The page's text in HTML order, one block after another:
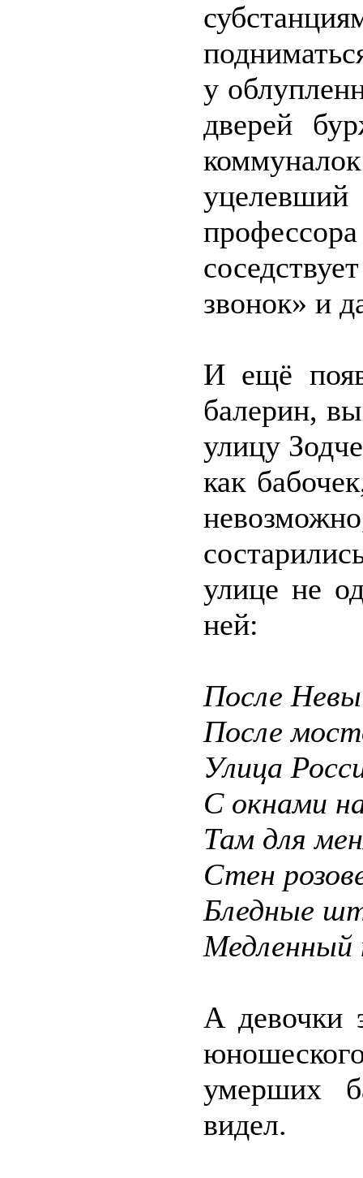
у
дверей
звонок» и
И ещё
балерин,
улицу
как
улице не
ней:
После Невы
После
Улица
С окнами
Там для
Стен
Бледные
Медленный
А девочки
умерших
видел.